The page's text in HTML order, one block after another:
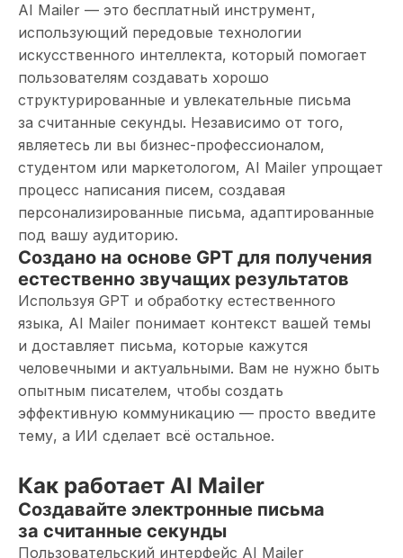
AI Mailer — это бесплатный инструмент,
использующий передовые технологии
искусственного интеллекта, который помогает
пользователям создавать хорошо
структурированные и увлекательные письма
за считанные секунды. Независимо от того,
являетесь ли вы бизнес-профессионалом,
студентом или маркетологом, AI Mailer упрощает
процесс написания писем, создавая
персонализированные письма, адаптированные
под вашу аудиторию.
Создано на основе GPT для получения
естественно звучащих результатов
Используя GPT и обработку естественного
языка, AI Mailer понимает контекст вашей темы
и доставляет письма, которые кажутся
человечными и актуальными. Вам не нужно быть
опытным писателем, чтобы создать
эффективную коммуникацию — просто введите
тему, а ИИ сделает всё остальное.
Как работает AI Mailer
Создавайте электронные письма
за считанные секунды
Пользовательский интерфейс AI Mailer